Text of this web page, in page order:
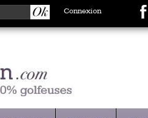
Connexion